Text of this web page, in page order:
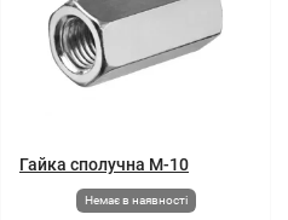
Гайка сполучна М-10
Немає в наявності